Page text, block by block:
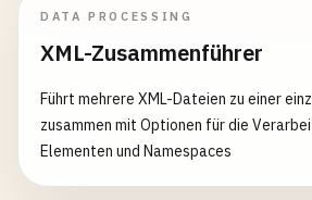
DATA PROCESSING
XML-Zusammenführer
Führt mehrere XML-Dateien zu einer
zusammen mit Optionen für die
Elementen und Namespaces